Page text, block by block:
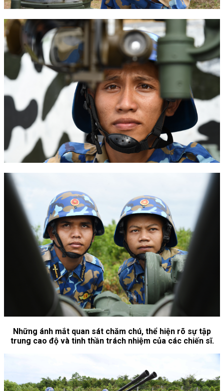
Những ánh mắt quan sát chăm chú, thể hiện rõ sự tập
trung cao độ và tinh thần trách nhiệm của các chiến sĩ.